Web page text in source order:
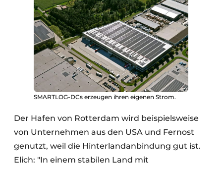
SMARTLOG-DCs erzeugen ihren eigenen Strom.
Der Hafen von Rotterdam wird beispielsweise
von Unternehmen aus den USA und Fernost
genutzt, weil die Hinterlandanbindung gut ist.
Elich: "In einem stabilen Land mit